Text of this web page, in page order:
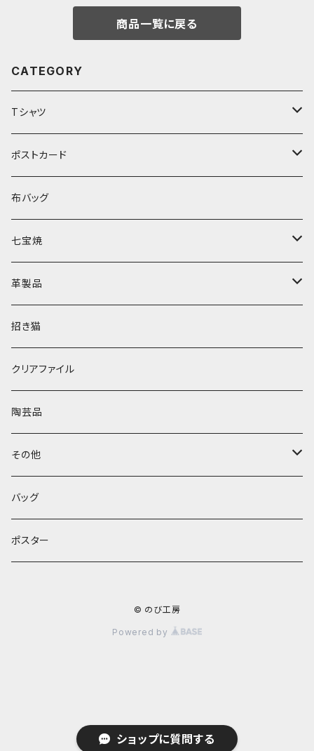
ショップに質問する
商品一覧に戻る
CATEGORY
Tシャツ
長袖
半袖
ポストカード
誕生日
夏
感謝
開運
元気
クリスマス
布バッグ
七宝焼
ブローチ
ピアス
キーホルダー
革製品
小銭入れ
ポーチ
財布
キーホルダー
バッグ
招き猫
クリアファイル
陶芸品
その他
フェルト
バッグ
ポスター
© のび工房
Powered by